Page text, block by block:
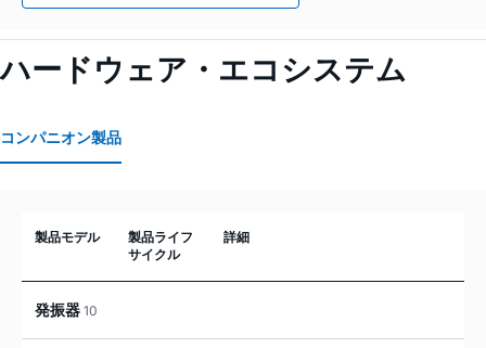
ハードウェア・エコシステム
コンパニオン製品
製品モデル
製品ライフ
サイクル
詳細
発振器 10